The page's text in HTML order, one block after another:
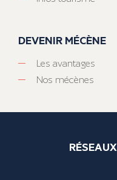
DEVENIR MÉCÈNE
Les avantages
Nos mécènes
RÉSEAUX